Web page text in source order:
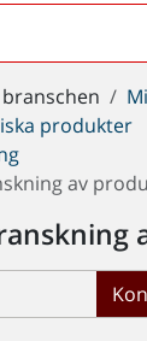
produkter
av